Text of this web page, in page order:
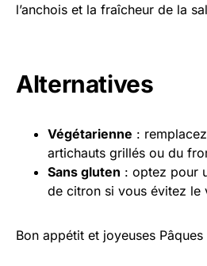
l’anchois et la fraîcheur de la
Alternatives
Végétarienne :
artichauts grillés ou du
Sans gluten : optez pour
de citron si vous évitez le
Bon appétit et joyeuses Pâques